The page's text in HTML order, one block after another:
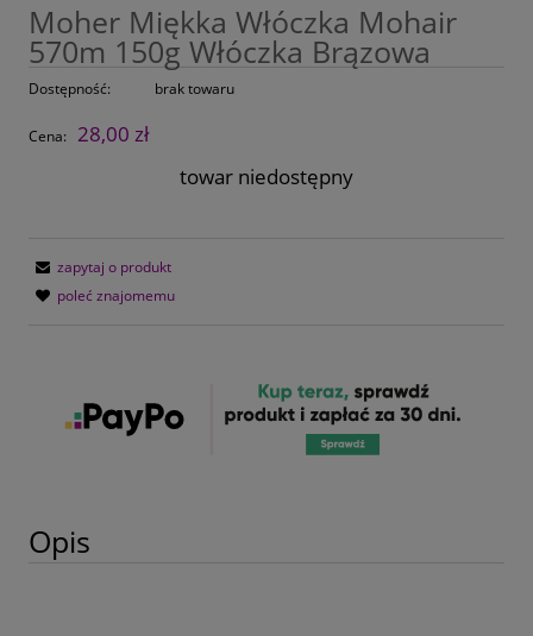
Moher Miękka Włóczka Mohair
570m 150g Włóczka Brązowa
Dostępność: brak towaru
Cena:
28,00 zł
towar niedostępny
zapytaj o produkt
poleć znajomemu
Opis